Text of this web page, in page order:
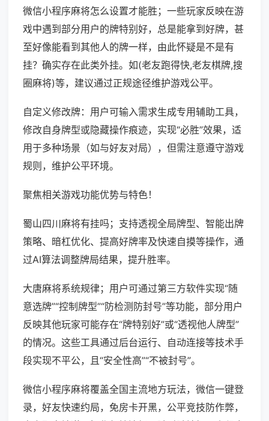
微信小程序麻将怎么设置才能胜；一些玩家反映在游
戏中遇到部分用户的牌特别好，总是能拿到好牌，甚
至好像能看到其他人的牌一样，由此怀疑是不是有
挂？确实存在此类外挂。如(老友跑得快,老友棋牌,搜
圈麻将)等，建议通过正规途径维护游戏公平。
自定义修改牌：用户可输入需求生成专用辅助工具，
修改自身牌型或隐藏操作痕迹，实现“必胜”效果，适
用于多种场景（如与好友对局），但需注意遵守游戏
规则，维护公平环境。
聚焦相关游戏功能优势与特色！
蜀山四川麻将有挂吗；支持透视全局牌型、智能出牌
策略、暗杠优化、提高好牌率及快速自摸等操作，通
过AI算法调整牌局结果，提升胜率。
大唐麻将系统规律；用户可通过第三方软件实现“随
意选牌”“控制牌型”“防检测防封号”等功能，部分用户
反映其他玩家可能存在“牌特别好”或“透视他人牌型”
的情况。这些工具通过后台运行、自动连接等技术手
段实现不平公，且“安全性高”“不被封号”。
微信小程序麻将覆盖全国主流地方玩法，微信一键登
录，好友快速约局，免房卡开黑，公平竞技防作弊，